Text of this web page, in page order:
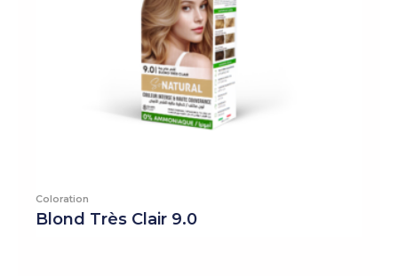
Coloration
Blond Très Clair 9.0